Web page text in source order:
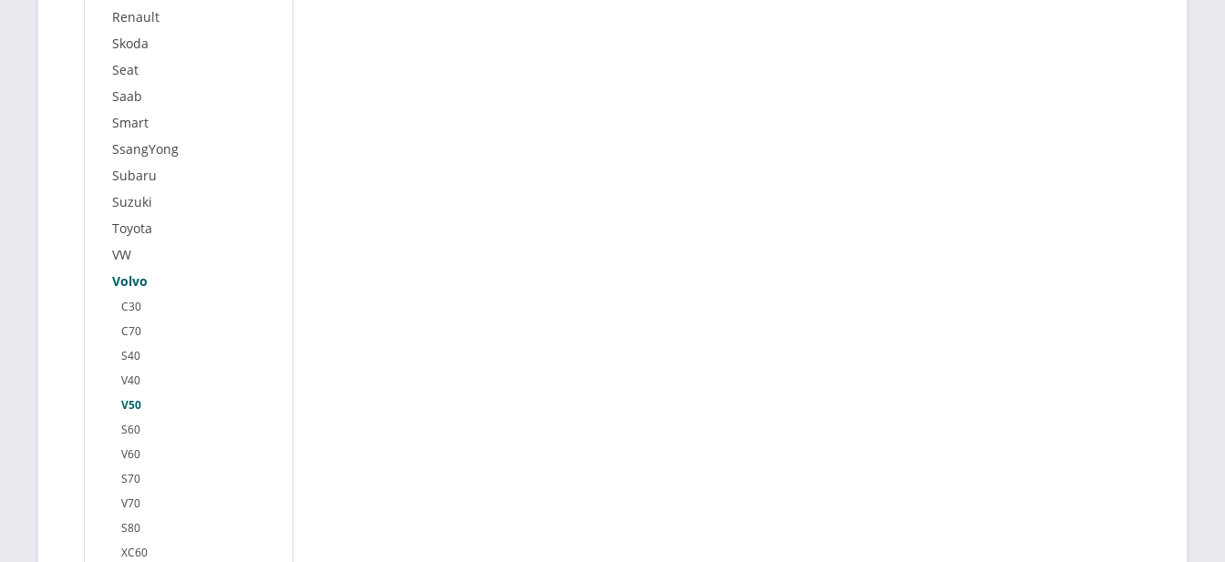
Renault
Skoda
Seat
Saab
Smart
SsangYong
Subaru
Suzuki
Toyota
VW
Volvo
C30
C70
S40
V40
V50
S60
V60
S70
V70
S80
XC60